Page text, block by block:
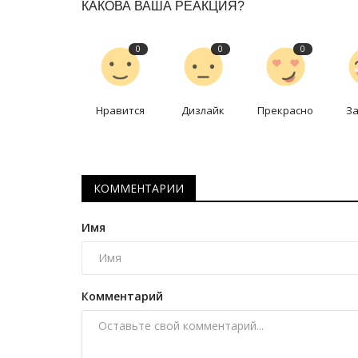
КАКОВА ВАША РЕАКЦИЯ?
0
Нравится
0
Дизлайк
0
Прекрасно
КОММЕНТАРИИ
Имя
Комментарий
Секреты профессии:
Кто знает, что такое надёжный ремонт
узлов автомобиля от А до Я.